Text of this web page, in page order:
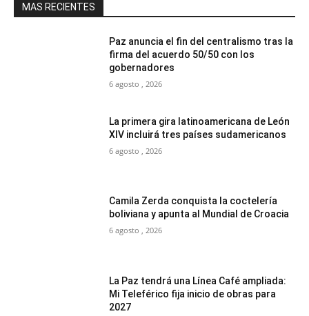
MAS RECIENTES
Paz anuncia el fin del centralismo tras la
firma del acuerdo 50/50 con los
gobernadores
6 agosto , 2026
La primera gira latinoamericana de León
XIV incluirá tres países sudamericanos
6 agosto , 2026
Camila Zerda conquista la coctelería
boliviana y apunta al Mundial de Croacia
6 agosto , 2026
La Paz tendrá una Línea Café ampliada:
Mi Teleférico fija inicio de obras para
2027